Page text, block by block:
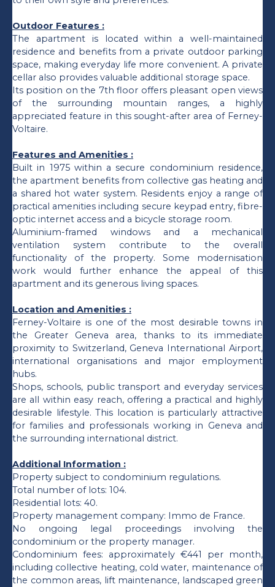
Outdoor Features :
The apartment is located within a well-maintained
residence and benefits from a private outdoor parking
space, making everyday life more convenient. A private
cellar also provides valuable additional storage space.
Its position on the 7th floor offers pleasant open views
of the surrounding mountain ranges, a highly
appreciated feature in this sought-after area of Ferney-
Voltaire.
Features and Amenities :
Built in 1975 within a secure condominium residence,
the apartment benefits from collective gas heating and
a shared hot water system. Residents enjoy a range of
practical amenities including secure keypad entry, fibre-
optic internet access and a bicycle storage room.
Aluminium-framed windows and a mechanical
ventilation system contribute to the overall
functionality of the property. Some modernisation
work would further enhance the appeal of this
apartment and its generous living spaces.
Location and Amenities :
Ferney-Voltaire is one of the most desirable towns in
the Greater Geneva area, thanks to its immediate
proximity to Switzerland, Geneva International Airport,
international organisations and major employment
hubs.
Shops, schools, public transport and everyday services
are all within easy reach, offering a practical and highly
desirable lifestyle. This location is particularly attractive
for families and professionals working in Geneva and
the surrounding international district.
Additional Information :
Property subject to condominium regulations.
Total number of lots: 104.
Residential lots: 40.
Property management company: Immo de France.
No ongoing legal proceedings involving the
condominium or the property manager.
Condominium fees: approximately €441 per month,
including collective heating, cold water, maintenance of
the common areas, lift maintenance, landscaped green